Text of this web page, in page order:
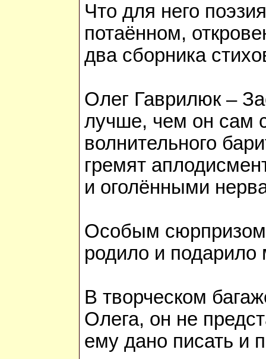
Что для него
потаённом,
два сборника
Олег Гаврилюк –
лучше, чем он сам
волнительного
гремят
и оголёнными
Особым сюрпризом
родило и
В творческом
Олега, он не
ему дано писать и